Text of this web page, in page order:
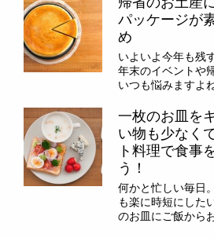
パッケージが
め
いよいよ今年も残
年末のイベントや
いつも悩みますよ
一枚のお皿を
い物も少なく
ト料理で食事
う！
何かと忙しい毎日
も楽に時短にした
のお皿にご飯から